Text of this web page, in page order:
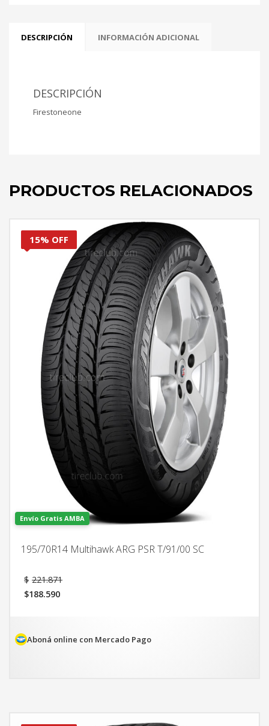
DESCRIPCIÓN INFORMACIÓN ADICIONAL
DESCRIPCIÓN
Firestoneone
PRODUCTOS RELACIONADOS
15% OFF
Envío Gratis AMBA
195/70R14 Multihawk ARG PSR T/91/00 SC
$ 221.871
$188.590
es:
$188.590.
Aboná online con Mercado Pago